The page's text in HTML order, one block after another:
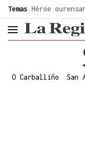
common.go-to-content
Temas Héroe
header.menu.open
O Carballiño San